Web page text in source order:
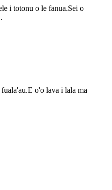
i totonu o le fanua.Sei o
o'o lava i lala ma